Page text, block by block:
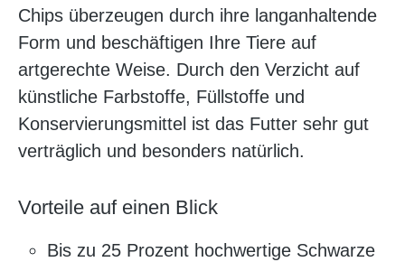
Chips überzeugen durch ihre langanhaltende
Form und beschäftigen Ihre Tiere auf
artgerechte Weise. Durch den Verzicht auf
künstliche Farbstoffe, Füllstoffe und
Konservierungsmittel ist das Futter sehr gut
verträglich und besonders natürlich.
Vorteile auf einen Blick
Bis zu 25 Prozent hochwertige Schwarze